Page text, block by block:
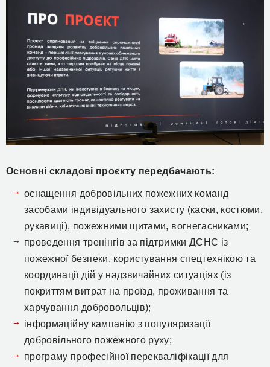
Основні складові проєкту передбачають:
оснащення добровільних пожежних команд
засобами індивідуального захисту (каски, костюми,
рукавиці), пожежними щитами, вогнегасниками;
проведення тренінгів за підтримки ДСНС із
пожежної безпеки, користування спецтехнікою та
координації дій у надзвичайних ситуаціях (із
покриттям витрат на проїзд, проживання та
харчування добровольців);
інформаційну кампанію з популяризації
добровільного пожежного руху;
програму професійної перекваліфікації для